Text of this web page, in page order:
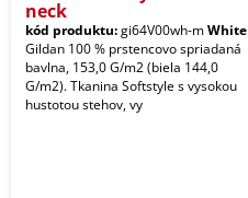
neck
kód produktu:gi64V00wh-mWhite
Gildan 100 % prstencovo spriadaná
bavlna, 153,0 G/m2 (biela 144,0
G/m2). Tkanina Softstyle s vysokou
hustotou stehov, vy